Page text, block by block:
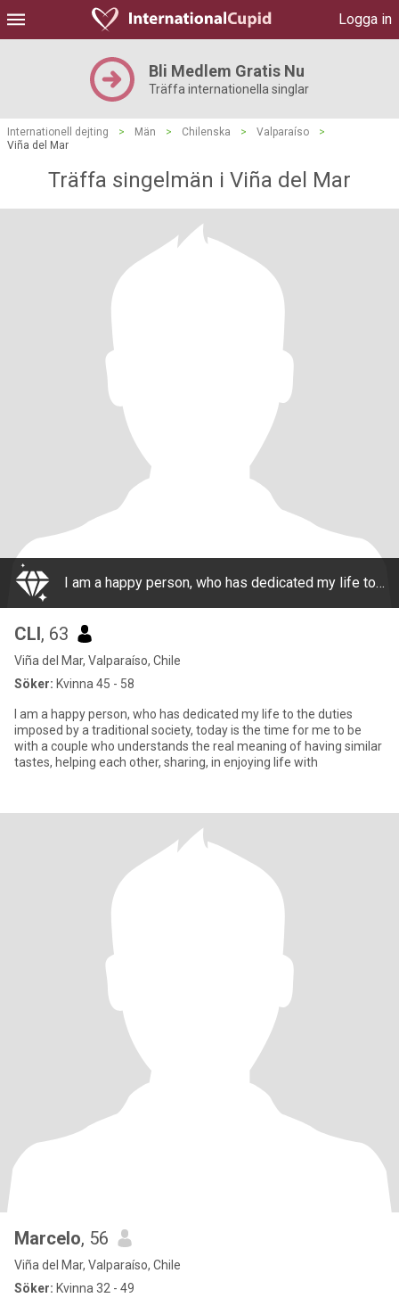
Logga in
Bli Medlem Gratis Nu
Träffa internationella singlar
Internationell dejting > Män > Chilenska > Valparaíso
>
Viña del Mar
Träffa singelmän i Viña del Mar
I am a happy person, who has dedicated my life to the duties imposed by a traditional society, today is the time for me to be with a couple who understands the real meaning of having similar tastes, helping each other, sharing, in enjoying life with
CLI, 63
Viña del Mar, Valparaíso, Chile
Söker: Kvinna 45 - 58
I am a happy person, who has dedicated my life to the duties
imposed by a traditional society, today is the time for me to be
with a couple who understands the real meaning of having similar
tastes, helping each other, sharing, in enjoying life with
Marcelo, 56
Viña del Mar, Valparaíso, Chile
Söker: Kvinna 32 - 49